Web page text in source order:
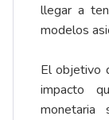
llegar a
modelos
El objetivo
impacto
monetaria